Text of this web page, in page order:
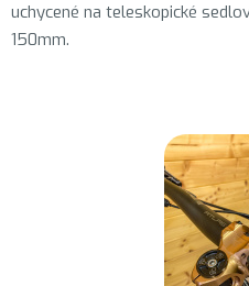
uchycené na teleskopické
150mm.